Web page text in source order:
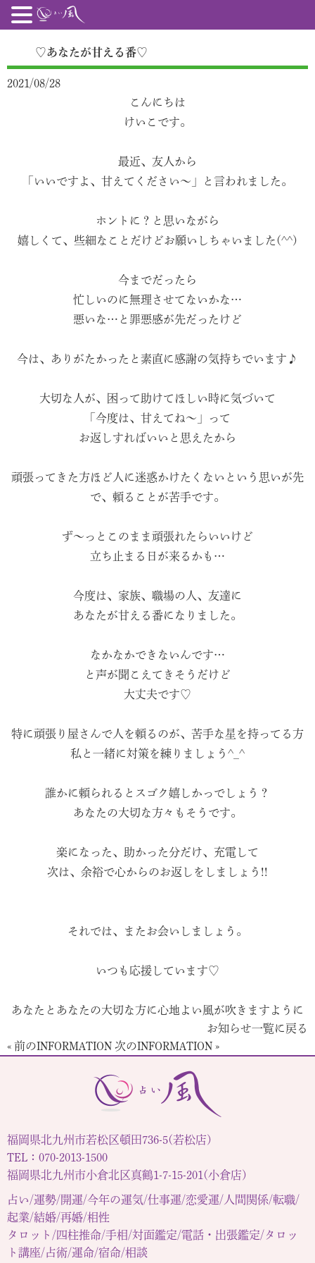
♡あなたが甘える番♡
2021/08/28
こんにちは
けいこです。
最近、友人から
「いいですよ、甘えてください〜」と言われました。
ホントに？と思いながら
嬉しくて、些細なことだけどお願いしちゃいました(^^)
今までだったら
忙しいのに無理させてないかな…
悪いな…と罪悪感が先だったけど
今は、ありがたかったと素直に感謝の気持ちでいます♪
大切な人が、困って助けてほしい時に気づいて
「今度は、甘えてね〜」って
お返しすればいいと思えたから
頑張ってきた方ほど人に迷惑かけたくないという思いが先
で、頼ることが苦手です。
ず〜っとこのまま頑張れたらいいけど
立ち止まる日が来るかも…
今度は、家族、職場の人、友達に
あなたが甘える番になりました。
なかなかできないんです…
と声が聞こえてきそうだけど
大丈夫です♡
特に頑張り屋さんで人を頼るのが、苦手な星を持ってる方
私と一緒に対策を練りましょう^_^
誰かに頼られるとスゴク嬉しかっでしょう？
あなたの大切な方々もそうです。
楽になった、助かった分だけ、充電して
次は、余裕で心からのお返しをしましょう!!
それでは、またお会いしましょう。
いつも応援しています♡
あなたとあなたの大切な方に心地よい風が吹きますように
お知らせ一覧に戻る
« 前のINFORMATION 次のINFORMATION »
福岡県北九州市若松区頓田736-5(若松店)
TEL：070-2013-1500
福岡県北九州市小倉北区真鶴1-7-15-201(小倉店)
占い/運勢/開運/今年の運気/仕事運/恋愛運/人間関係/転職/
起業/結婚/再婚/相性
タロット/四柱推命/手相/対面鑑定/電話・出張鑑定/タロッ
ト講座/占術/運命/宿命/相談